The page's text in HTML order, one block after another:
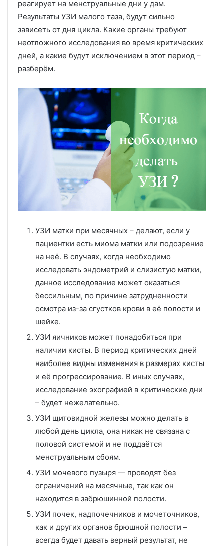
реагирует на менструальные дни у дам.
Результаты УЗИ малого таза, будут сильно
зависеть от дня цикла. Какие органы требуют
неотложного исследования во время критических
дней, а какие будут исключением в этот период –
разберём.
УЗИ матки при месячных – делают, если у
пациентки есть миома матки или подозрение
на неё. В случаях, когда необходимо
исследовать эндометрий и слизистую матки,
данное исследование может оказаться
бессильным, по причине затрудненности
осмотра из-за сгустков крови в её полости и
шейке.
УЗИ яичников может понадобиться при
наличии кисты. В период критических дней
наиболее видны изменения в размерах кисты
и её прогрессирование. В иных случаях,
исследование эхографией в критические дни
– будет нежелательно.
УЗИ щитовидной железы можно делать в
любой день цикла, она никак не связана с
половой системой и не поддаётся
менструальным сбоям.
УЗИ мочевого пузыря — проводят без
ограничений на месячные, так как он
находится в забрюшинной полости.
УЗИ почек, надпочечников и мочеточников,
как и других органов брюшной полости –
всегда будет давать верный результат, не